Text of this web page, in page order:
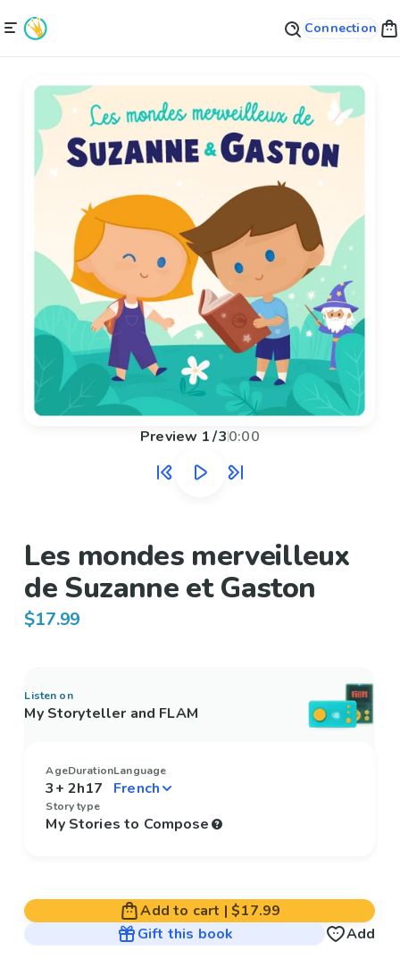
Connection
Preview 1/30:00
Les mondes merveilleux
de Suzanne et Gaston
$17.99
Listen on
My Storyteller and FLAM
Age
3+
Duration
2h17
Language
Story type
My Stories to Compose
Add to cart |$17.99
Gift this book
Add